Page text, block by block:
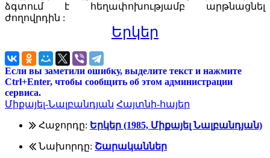
ձգտում է հեղափոխությամբ արթնացնել
ժողովրդին :
Երկեր
Если вы заметили ошибку, выделите текст и нажмите
Ctrl+Enter, чтобы сообщить об этом администрации
сервиса.
Միքայել-Նալբանդյան Հայտնի-հայեր
Հաջորդը: Երկեր (1985, Միքայել Նալբանդյան)
Նախորդը: Շարականներ